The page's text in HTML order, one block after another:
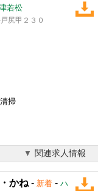
若松
尻甲２３０
掃
関連求人情報
かね - 新着 - ハ